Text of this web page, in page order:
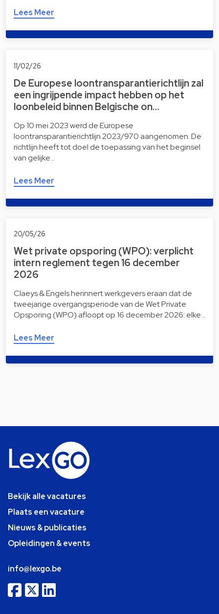
Lees Meer
11/02/26
De Europese loontransparantierichtlijn zal
een ingrijpende impact hebben op het
loonbeleid binnen Belgische on…
Op 10 mei 2023 werd de Europese
loontransparantierichtlijn 2023/970 aangenomen. De
richtlijn heeft tot doel de toepassing van het beginsel
van gelijke…
Lees Meer
20/05/26
Wet private opsporing (WPO): verplicht
intern reglement tegen 16 december
2026
Claeys & Engels herinnert werkgevers eraan dat de
tweejarige overgangsperiode van de Wet Private
Opsporing (WPO) afloopt op 16 december 2026: elke…
Lees Meer
Bekijk alle vacatures
Plaats een vacature
Nieuws & publicaties
Opleidingen & events
info@lexgo.be